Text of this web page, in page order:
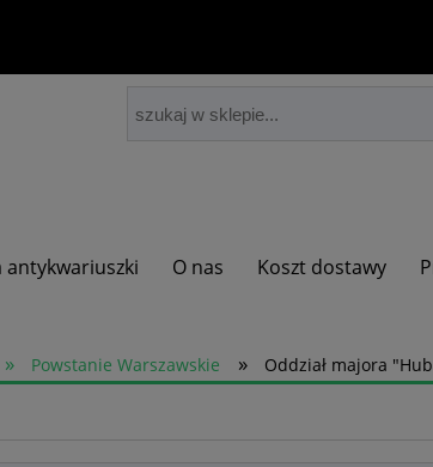
antykwariuszki O nas Koszt dostawy
» Powstanie Warszawskie » Oddział majora